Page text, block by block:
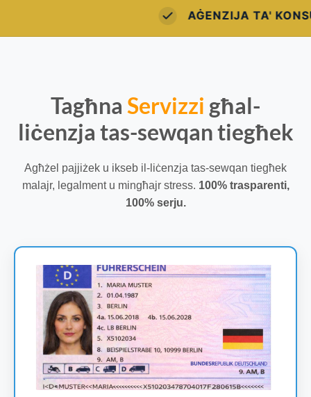
KONFORMI MAL-LIĠI
Tagħna Servizzi għal-
liċenzja tas-sewqan tiegħek
Agħżel pajjiżek u ikseb il-liċenzja tas-sewqan tiegħek
malajr, legalment u mingħajr stress. 100% trasparenti,
100% serju.